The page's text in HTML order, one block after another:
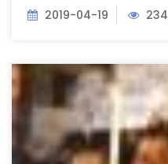
2019-04-19